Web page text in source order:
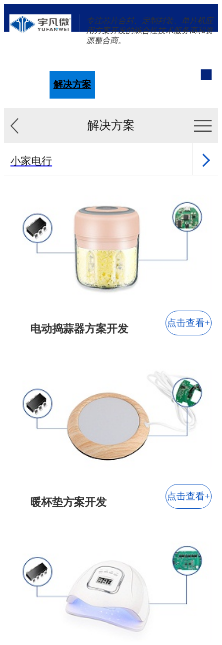
专注芯片合封、定制封装、单片机应
用方案开发的综合性技术服务商和资
源整合商。
解决方案
解决方案
小家电行
灯饰行业
玩具行业
电动捣蒜器方案开发 点击查看+
暖杯垫方案开发 点击查看+